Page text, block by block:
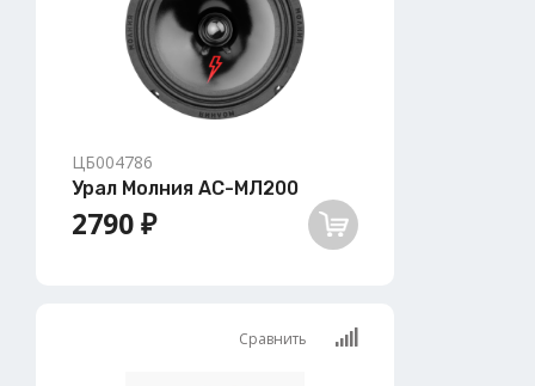
ЦБ004786
Урал Молния АС-МЛ200
2790 ₽
Сравнить